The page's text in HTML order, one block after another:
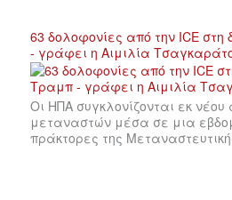
63 δολοφονίες από την ICE
- γράφει η Αιμιλία
Οι ΗΠΑ συγκλονίζονται εκ
μεταναστών μέσα σε μια
πράκτορες της